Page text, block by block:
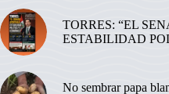
TORRES: “EL
ESTABILIDAD
No sembrar papa